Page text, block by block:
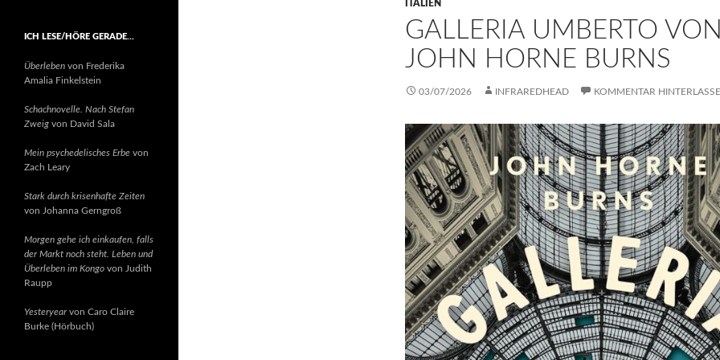
ITALIEN
GALLERIA UMBERTO
JOHN HORNE BURNS
03/07/2026 INFRAREDHEAD KOMMENTAR
ICH LESE/HÖRE GERADE…
Überleben von Frederika
Amalia Finkelstein
Schachnovelle. Nach Stefan
Zweig von David Sala
Mein psychedelisches Erbe von
Zach Leary
Stark durch krisenhafte Zeiten
von Johanna Gerngroß
Morgen gehe ich einkaufen, falls
der Markt noch steht. Leben und
Überleben im Kongo von Judith
Raupp
Yesteryearvon Caro Claire
Burke (Hörbuch)